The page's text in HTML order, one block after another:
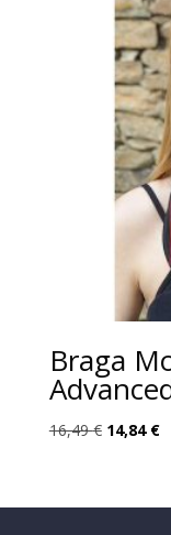
Braga
16,49€ El
era:
14,84 €El